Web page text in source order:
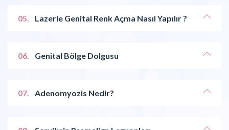
05. Lazerle Genital Renk Açma Nasıl Yapılır ?
06. Genital Bölge Dolgusu
07. Adenomyozis Nedir?